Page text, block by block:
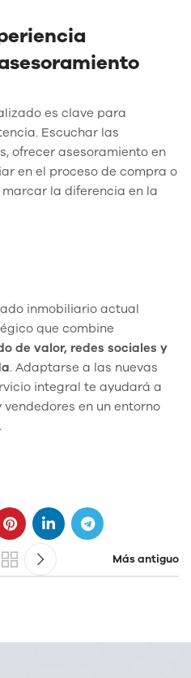
es clave para
Escuchar las
ofrecer asesoramiento en
en el proceso de compra o
la diferencia en la
inmobiliario actual
que combine
de valor, redes sociales y
. Adaptarse a las nuevas
integral te ayudará a
en un entorno
Más antiguo